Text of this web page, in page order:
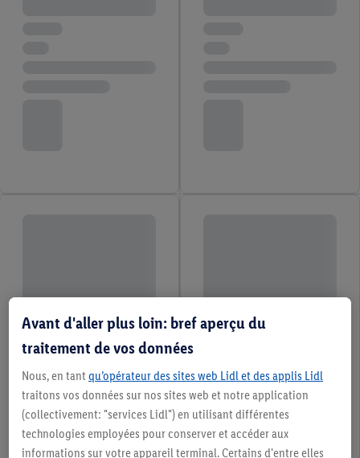
Avant d'aller plus loin: bref aperçu du
traitement de vos données
Nous, en tant qu’opérateur des sites web Lidl et des applis Lidl
traitons vos données sur nos sites web et notre application
(collectivement: "services Lidl") en utilisant différentes
technologies employées pour conserver et accéder aux
informations sur votre appareil terminal. Certains d'entre elles